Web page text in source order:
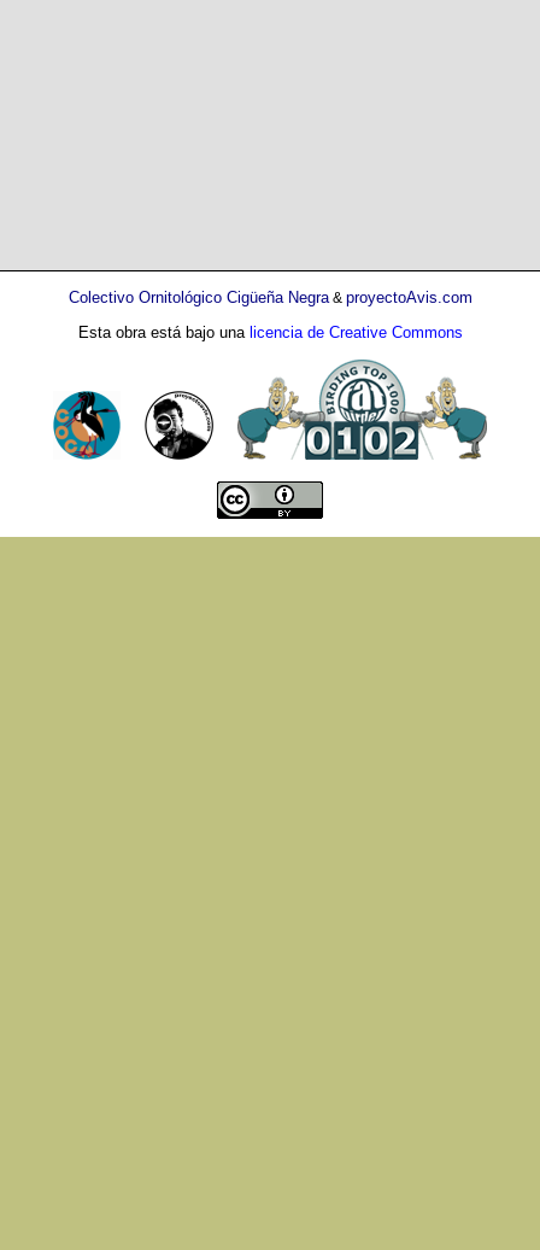
Colectivo Ornitológico Cigüeña Negra& proyectoAvis.com
Esta obra está bajo una licencia de Creative Commons